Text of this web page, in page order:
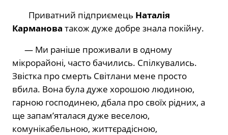
Приватний підприємець Наталія
Карманова також дуже добре знала покійну.
— Ми раніше проживали в одному
мікрорайоні, часто бачились. Спілкувались.
Звістка про смерть Світлани мене просто
вбила. Вона була дуже хорошою людиною,
гарною господинею, дбала про своїх рідних, а
ще запам’яталася дуже веселою,
комунікабельною, життєрадісною,